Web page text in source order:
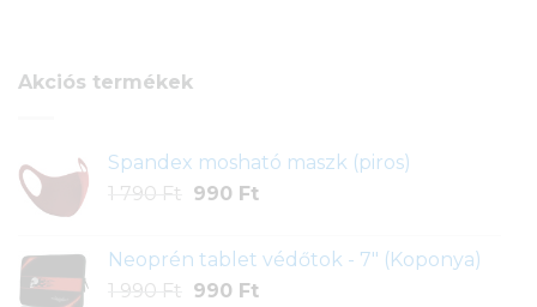
Akciós termékek
Spandex mosható maszk (piros)
1 790 Ft
Original
1
790 Ft.
990 FtCurrent
990 Ft.
Neoprén tablet védőtok - 7" (Koponya)
1 990 Ft
Original
990 FtCurrent